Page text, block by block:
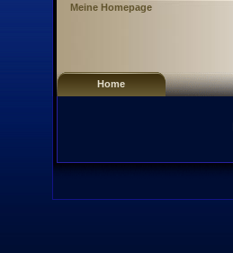
Meine Homepage
Home